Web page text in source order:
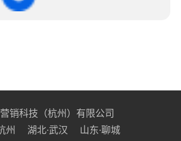
销科技（杭州）有限公司
州 湖北·武汉 山东·聊城